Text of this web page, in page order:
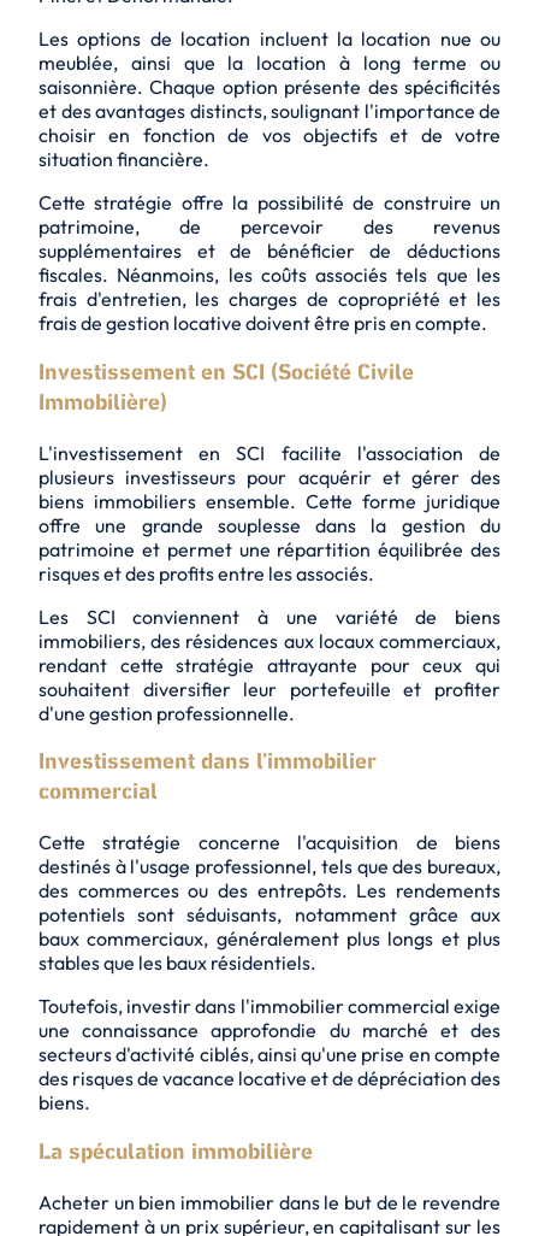
Les options de location incluent la location nue ou
meublée, ainsi que la location à long terme ou
saisonnière. Chaque option présente des spécificités
et des avantages distincts, soulignant l'importance de
choisir en fonction de vos objectifs et de votre
situation financière.
Cette stratégie offre la possibilité de construire un
patrimoine, de percevoir des revenus
supplémentaires et de bénéficier de déductions
fiscales. Néanmoins, les coûts associés tels que les
frais d'entretien, les charges de copropriété et les
frais de gestion locative doivent être pris en compte.
Investissement en SCI (Société Civile
Immobilière)
L'investissement en SCI facilite l'association de
plusieurs investisseurs pour acquérir et gérer des
biens immobiliers ensemble. Cette forme juridique
offre une grande souplesse dans la gestion du
patrimoine et permet une répartition équilibrée des
risques et des profits entre les associés.
Les SCI conviennent à une variété de biens
immobiliers, des résidences aux locaux commerciaux,
rendant cette stratégie attrayante pour ceux qui
souhaitent diversifier leur portefeuille et profiter
d'une gestion professionnelle.
Investissement dans l’immobilier
commercial
Cette stratégie concerne l'acquisition de biens
destinés à l'usage professionnel, tels que des bureaux,
des commerces ou des entrepôts. Les rendements
potentiels sont séduisants, notamment grâce aux
baux commerciaux, généralement plus longs et plus
stables que les baux résidentiels.
Toutefois, investir dans l'immobilier commercial exige
une connaissance approfondie du marché et des
secteurs d'activité ciblés, ainsi qu'une prise en compte
des risques de vacance locative et de dépréciation des
biens.
La spéculation immobilière
Acheter un bien immobilier dans le but de le revendre
rapidement à un prix supérieur, en capitalisant sur les